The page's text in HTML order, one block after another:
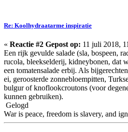
Re: Koolhydraatarme inspiratie
« Reactie #2 Gepost op: 11 juli 2018,
Een rijk gevulde salade (sla, bospeen,
rucola, bleekselderij, kidneybonen, dat
een tomatensalade erbij. Als
ei, geroosterde zonnebloempitten,
bulgur of knoflookcroutons (voor
kunnen gebruiken).
Gelogd
War is peace, freedom is slavery, and